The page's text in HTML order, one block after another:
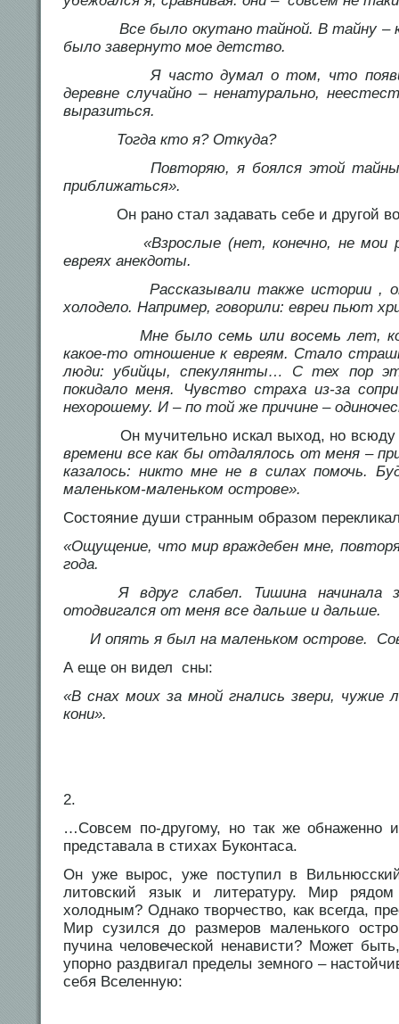
Все было окутано тайной. В тайну –
было завернуто мое детство.
Я часто думал о том, что
деревне случайно – ненатурально,
выразиться.
Тогда кто я? Откуда?
Повторяю, я боялся этой тайны,
приближаться».
Он рано стал задавать себе и другой
«Взрослые (нет, конечно, не мои
евреях анекдоты.
Рассказывали также истории , от
холодело. Например, говорили: евреи пьют
Мне было семь или восемь лет,
какое-то отношение к евреям. Стало
люди: убийцы, спекулянты… С тех пор
покидало меня. Чувство страха из-за
нехорошему. И – по той же причине –
Он мучительно искал выход, но всюду
времени все как бы отдалялось от меня –
казалось: никто мне не в силах помочь.
маленьком-маленьком острове».
Состояние души странным образом
«Ощущение, что мир враждебен мне,
года.
Я вдруг слабел. Тишина начинала
отодвигался от меня все дальше и дальше.
И опять я был на маленьком острове.
А еще он видел сны:
«В снах моих за мной гнались звери, чужие
кони».
2.
…Совсем по-другому, но так же обнаженно
представала в стихах Буконтаса.
Он уже вырос, уже поступил в
литовский язык и литературу. Мир
холодным? Однако творчество, как всегда,
Мир сузился до размеров маленького
пучина человеческой ненависти? Может
упорно раздвигал пределы земного –
себя Вселенную: